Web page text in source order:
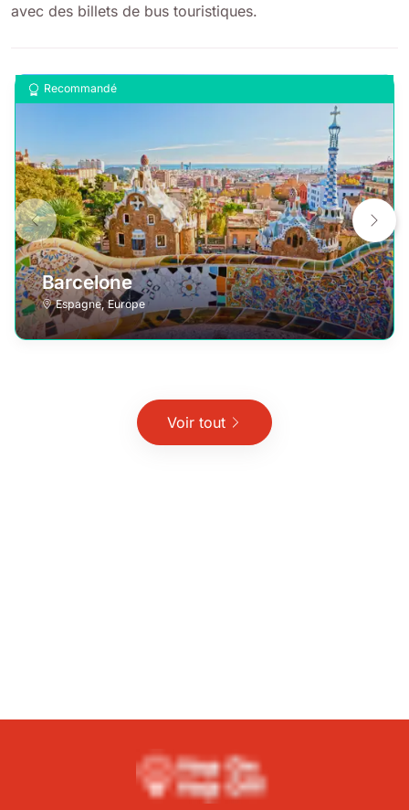
avec des billets de bus touristiques.
Recommandé
Barcelone
Espagne,Europe
Voir tout